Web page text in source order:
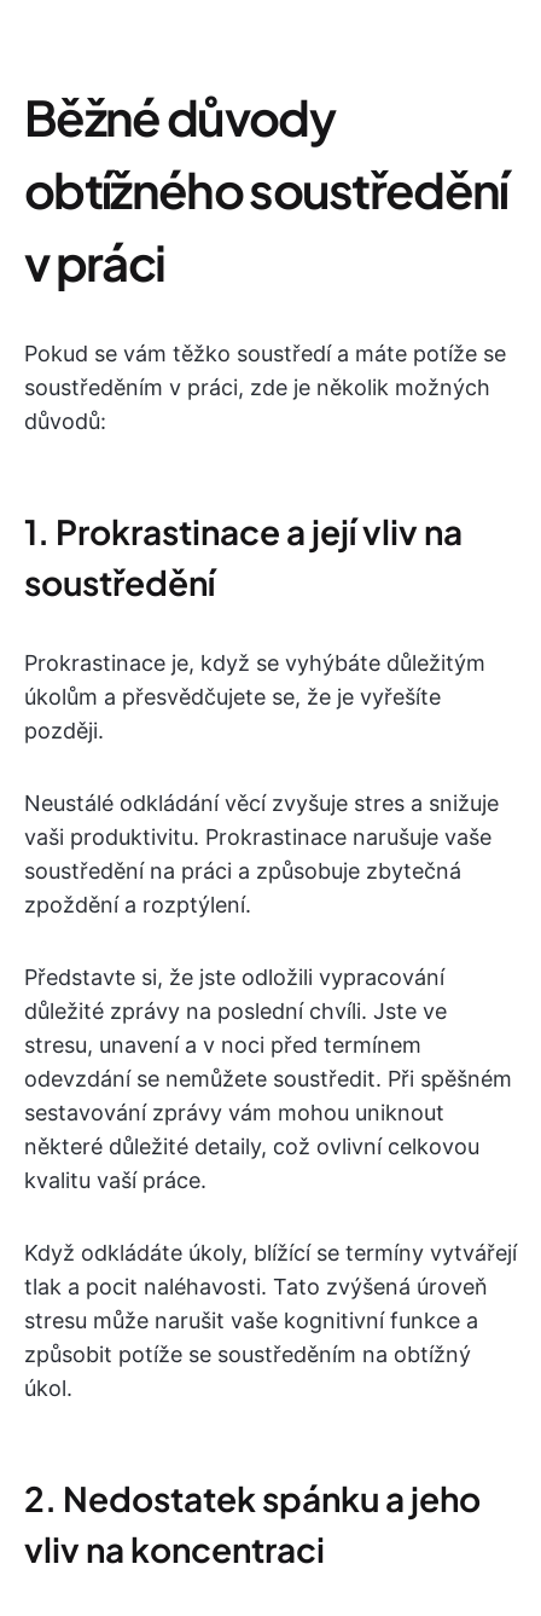
Běžné důvody
obtížného soustředění
v práci
Pokud se vám těžko soustředí a máte potíže se
soustředěním v práci, zde je několik možných
důvodů:
1. Prokrastinace a její vliv na
soustředění
Prokrastinace je, když se vyhýbáte důležitým
úkolům a přesvědčujete se, že je vyřešíte
později.
Neustálé odkládání věcí zvyšuje stres a snižuje
vaši produktivitu. Prokrastinace narušuje vaše
soustředění na práci a způsobuje zbytečná
zpoždění a rozptýlení.
Představte si, že jste odložili vypracování
důležité zprávy na poslední chvíli. Jste ve
stresu, unavení a v noci před termínem
odevzdání se nemůžete soustředit. Při spěšném
sestavování zprávy vám mohou uniknout
některé důležité detaily, což ovlivní celkovou
kvalitu vaší práce.
Když odkládáte úkoly, blížící se termíny vytvářejí
tlak a pocit naléhavosti. Tato zvýšená úroveň
stresu může narušit vaše kognitivní funkce a
způsobit potíže se soustředěním na obtížný
úkol.
2. Nedostatek spánku a jeho
vliv na koncentraci